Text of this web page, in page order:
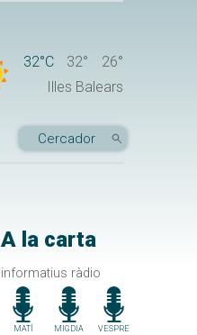
32°C 32°
26°
Illes Balears
A la carta
informatius ràdio
MATÍ MIGDIA VESPRE